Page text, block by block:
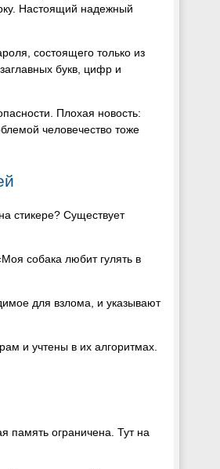
Настоящий надежный
состоящего только из
букв, цифр и
Плохая новость:
человечество тоже
стикере? Существует
собака любит гулять в
для взлома, и указывают
и учтены в их алгоритмах.
память ограничена. Тут на